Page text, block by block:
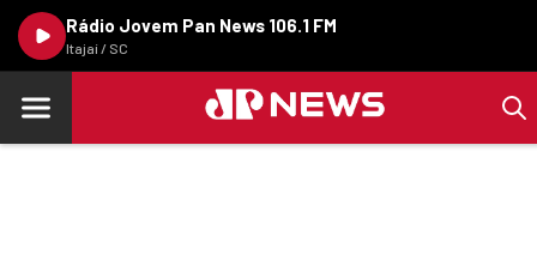
Rádio Jovem Pan News 106.1 FM
Itajaí / SC